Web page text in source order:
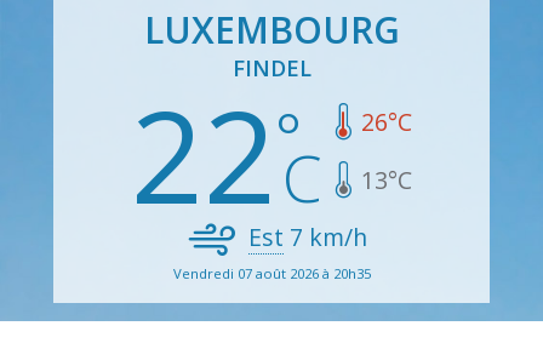
LUXEMBOURG
FINDEL
22 26°C
13°C
Est 7 km/h
Vendredi 07 août 2026 à 20h35